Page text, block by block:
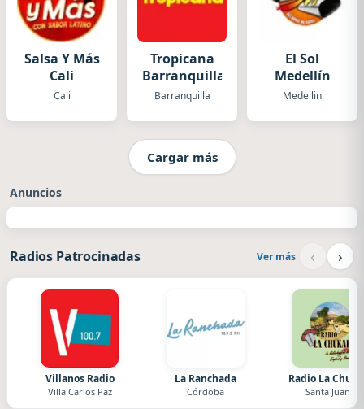
Salsa Y Más
Cali
Cali
Tropicana
Barranquilla
Barranquilla
El Sol
Medellín
Medellin
Cargar más
Anuncios
Radios Patrocinadas Ver más ‹ ›
Villanos Radio
Villa Carlos Paz
La Ranchada
Córdoba
Radio La
Santa Juana